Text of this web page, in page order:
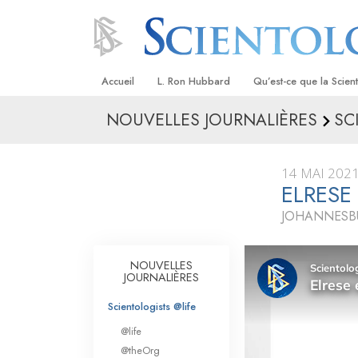
Accueil L. Ron Hubbard Qu’est-ce que la
Croyances et pratiques
Les scientologues et
Rencontrez un
À l’intérieur d’une
Les principes de
Scientologie
NOUVELLES JOURNALIÈRES
14 MAI 2021
NOUVELLES
JOURNALIÈRES
Scientologists @life
@life
@theOrg